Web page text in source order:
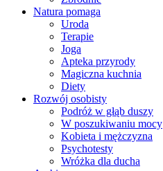
Natura pomaga
Uroda
Terapie
Joga
Apteka przyrody
Magiczna kuchnia
Diety
Rozwój osobisty
Podróż w głąb duszy
W poszukiwaniu mocy
Kobieta i mężczyzna
Psychotesty
Wróżka dla ducha